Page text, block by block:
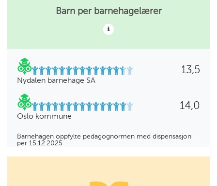
Barn per barnehagelærer
13,5
Nydalen barnehage SA
14,0
Oslo kommune
Barnehagen oppfylte pedagognormen med dispensasjon
per 15.12.2025